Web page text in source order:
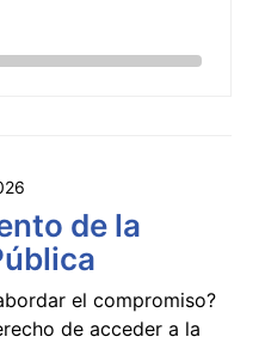
de la
el compromiso?
de acceder a la